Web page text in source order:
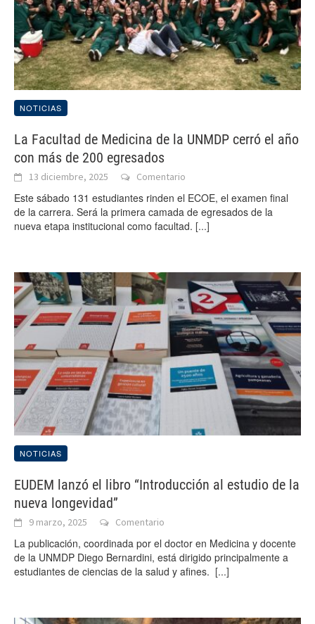
NOTICIAS
La Facultad de Medicina de la UNMDP cerró el año
con más de 200 egresados
13 diciembre, 2025 Comentario
Este sábado 131 estudiantes rinden el ECOE, el examen final
de la carrera. Será la primera camada de egresados de la
nueva etapa institucional como facultad. [...]
NOTICIAS
EUDEM lanzó el libro “Introducción al estudio de la
nueva longevidad”
9 marzo, 2025 Comentario
La publicación, coordinada por el doctor en Medicina y docente
de la UNMDP Diego Bernardini, está dirigido principalmente a
estudiantes de ciencias de la salud y afines. [...]